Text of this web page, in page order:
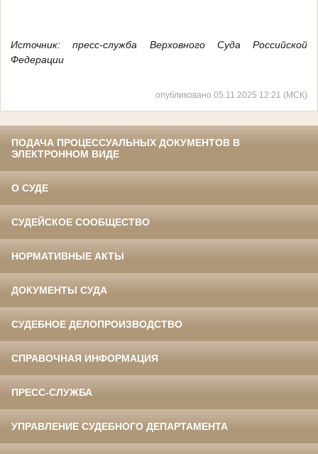
Источник: пресс-служба Верховного Суда Российской
Федерации
опубликовано 05.11.2025 12:21 (МСК)
ПОДАЧА ПРОЦЕССУАЛЬНЫХ ДОКУМЕНТОВ В
ЭЛЕКТРОННОМ ВИДЕ
О СУДЕ
СУДЕЙСКОЕ СООБЩЕСТВО
НОРМАТИВНЫЕ АКТЫ
ДОКУМЕНТЫ СУДА
СУДЕБНОЕ ДЕЛОПРОИЗВОДСТВО
СПРАВОЧНАЯ ИНФОРМАЦИЯ
ПРЕСС-СЛУЖБА
УПРАВЛЕНИЕ СУДЕБНОГО ДЕПАРТАМЕНТА